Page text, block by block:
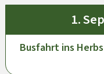
1.Sep
Busfahrt ins